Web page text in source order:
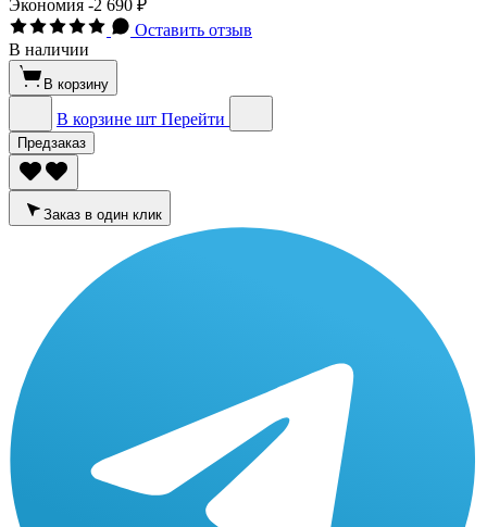
Экономия -2 690 ₽
Оставить отзыв
В наличии
В корзину
В корзине шт Перейти
Предзаказ
Заказ в один клик